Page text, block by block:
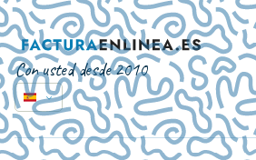
Con usted desde 2010